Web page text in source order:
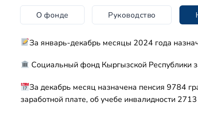
О фонде Руководство
За январь-декабрь месяцы 2024 года
Социальный фонд Кыргызской Республики
За декабрь месяц назначена пенсия 9784
заработной плате, об учебе инвалидности